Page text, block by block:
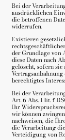
Bei der
ausdrücklichen
die betroffenen
widerrufen.
Existieren
der Grundlage von
diese Daten nach
gelöscht, sofern
berechtigtes
Bei der
Art. 6 Abs. 1 lit. f
Ihr
wir können
nachweisen, die
die Verarbeitung
Verteidigung von